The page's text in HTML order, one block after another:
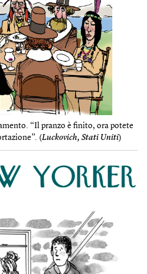
“Il pranzo è finito, ora potete
(Luckovich, Stati Uniti)